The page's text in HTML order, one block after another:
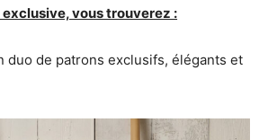
vous trouverez :
duo de patrons exclusifs, élégants et